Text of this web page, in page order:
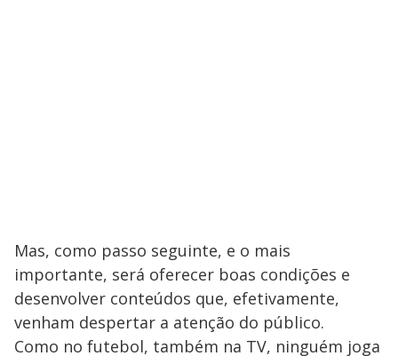
Mas, como passo seguinte, e o mais
importante, será oferecer boas condições e
desenvolver conteúdos que, efetivamente,
venham despertar a atenção do público.
Como no futebol, também na TV, ninguém joga